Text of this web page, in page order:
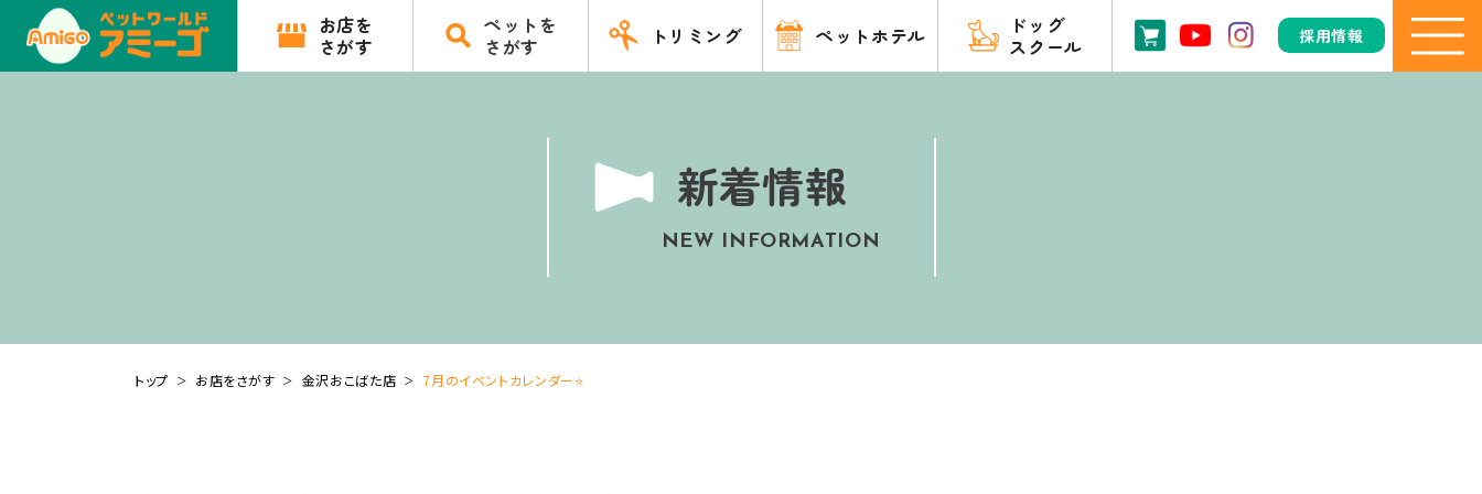
お店を
さがす
ペットを
さがす
トリミング ペットホテル
ドッグ
スクール
採用情報
新着情報
NEW INFORMATION
トップ お店をさがす 金沢おこばた店 7月のイベントカレンダー⭐